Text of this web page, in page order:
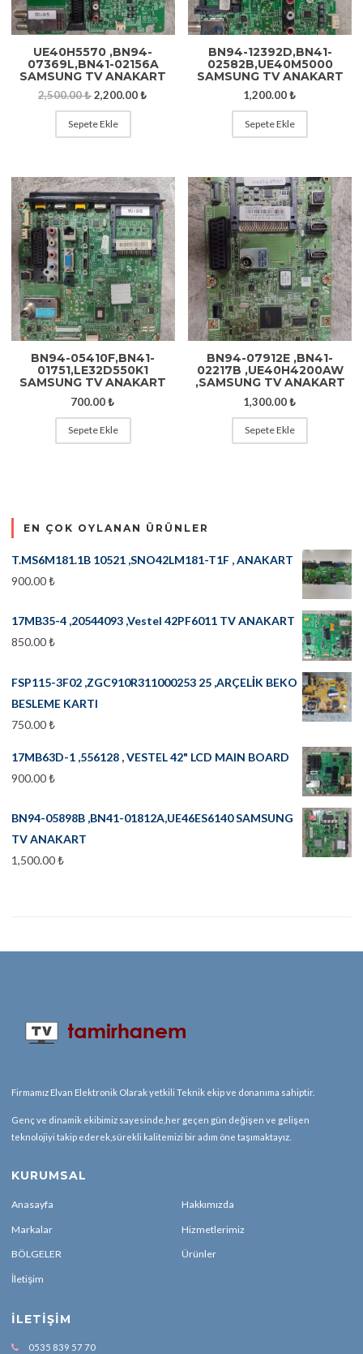
UE40H5570 ,BN94-
07369L,BN41-02156A
SAMSUNG TV ANAKART
2,500.00₺2,200.00₺
Sepete Ekle
BN94-12392D,BN41-
02582B,UE40M5000
SAMSUNG TV ANAKART
1,200.00₺
Sepete Ekle
BN94-05410F,BN41-
01751,LE32D550K1
SAMSUNG TV ANAKART
700.00₺
Sepete Ekle
BN94-07912E ,BN41-
02217B ,UE40H4200AW
,SAMSUNG TV ANAKART
1,300.00₺
Sepete Ekle
EN ÇOK OYLANAN ÜRÜNLER
T.MS6M181.1B 10521 ,SNO42LM181-T1F , ANAKART
900.00₺
17MB35-4 ,20544093 ,Vestel 42PF6011 TV ANAKART
850.00₺
FSP115-3F02 ,ZGC910R311000253 25 ,ARÇELİK BEKO
BESLEME KARTI
750.00₺
17MB63D-1 ,556128 , VESTEL 42" LCD MAIN BOARD
900.00₺
BN94-05898B ,BN41-01812A,UE46ES6140 SAMSUNG
TV ANAKART
1,500.00₺
Firmamız Elvan Elektronik Olarak yetkili Teknik ekip ve donanıma sahiptir.
Genç ve dinamik ekibimiz sayesinde,her geçen gün değişen ve gelişen
teknolojiyi takip ederek,sürekli kalitemizi bir adım öne taşımaktayız.
KURUMSAL
Anasayfa Hakkımızda
Markalar Hizmetlerimiz
BÖLGELER Ürünler
İletişim
İLETIŞIM
0535 839 57 70